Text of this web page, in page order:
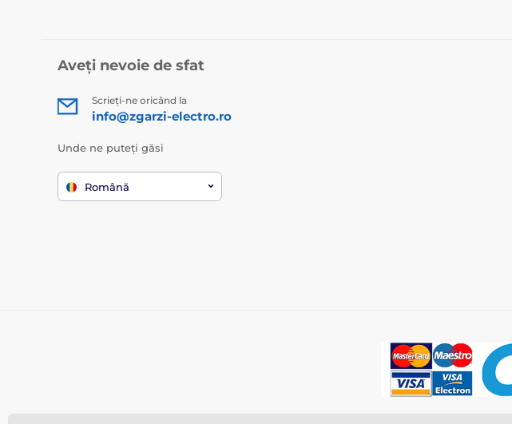
Aveți nevoie de sfat
Scrieți-ne oricând la
info@zgarzi-electro.ro
Unde ne puteți găsi
Română